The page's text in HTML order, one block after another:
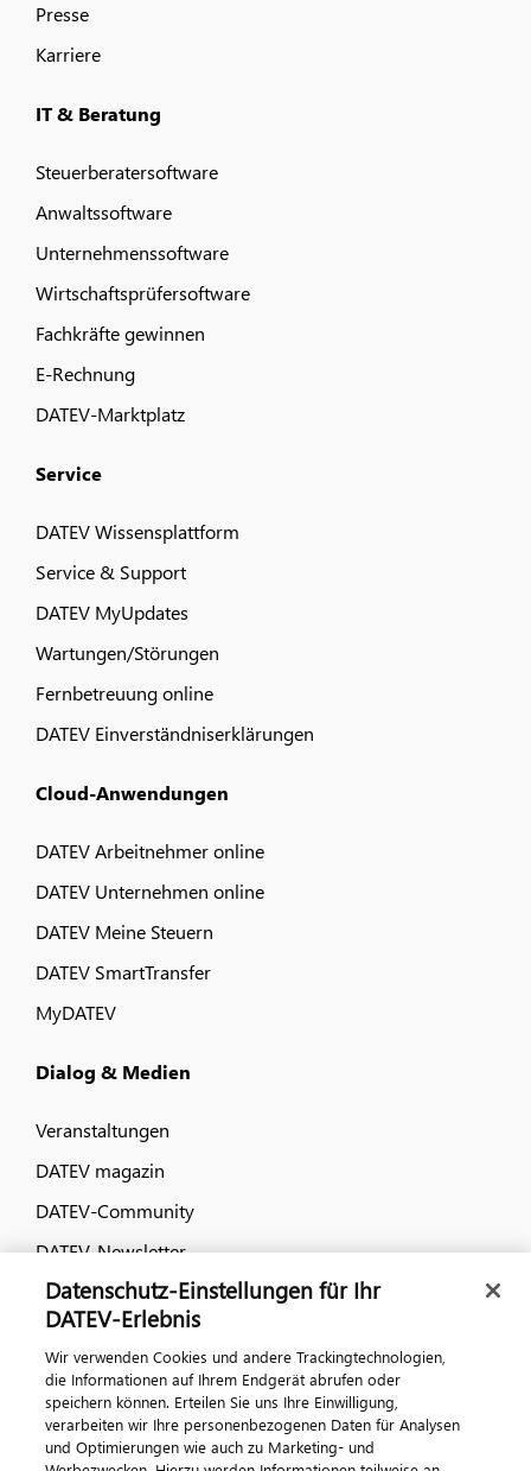
Presse
Karriere
IT & Beratung
Steuerberatersoftware
Anwaltssoftware
Unternehmenssoftware
Wirtschaftsprüfersoftware
Fachkräfte gewinnen
E-Rechnung
DATEV-Marktplatz
Service
DATEV Wissensplattform
Service & Support
DATEV MyUpdates
Wartungen/Störungen
Fernbetreuung online
DATEV Einverständniserklärungen
Cloud-Anwendungen
DATEV Arbeitnehmer online
DATEV Unternehmen online
DATEV Meine Steuern
DATEV SmartTransfer
MyDATEV
Dialog & Medien
Veranstaltungen
DATEV magazin
DATEV-Community
DATEV-Newsletter
Kontaktieren Sie uns
Datenschutz-Einstellungen für Ihr
DATEV-Erlebnis
Wir verwenden Cookies und andere Trackingtechnologien,
die Informationen auf Ihrem Endgerät abrufen oder
speichern können. Erteilen Sie uns Ihre Einwilligung,
verarbeiten wir Ihre personenbezogenen Daten für Analysen
und Optimierungen wie auch zu Marketing- und